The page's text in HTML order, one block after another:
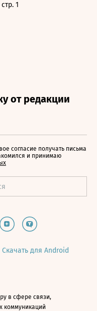
1
согласие получать письма
и принимаю
Скачать для Android
в сфере связи,
коммуникаций